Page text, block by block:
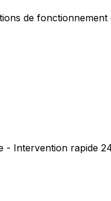
de
- Intervention rapide